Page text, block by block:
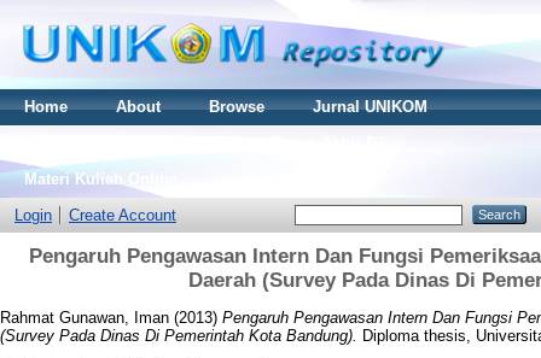
Home About Browse
Jurnal UNIKOM
Materi Kuliah Online
Login
Create Account
Pengaruh Pengawasan Intern Dan Fungsi
Daerah (Survey Pada Dinas Di
Rahmat Gunawan, Iman (2013) Pengaruh Pengawasan Intern Dan Fungsi
(Survey Pada Dinas Di Pemerintah Kota Bandung).
Diploma thesis,